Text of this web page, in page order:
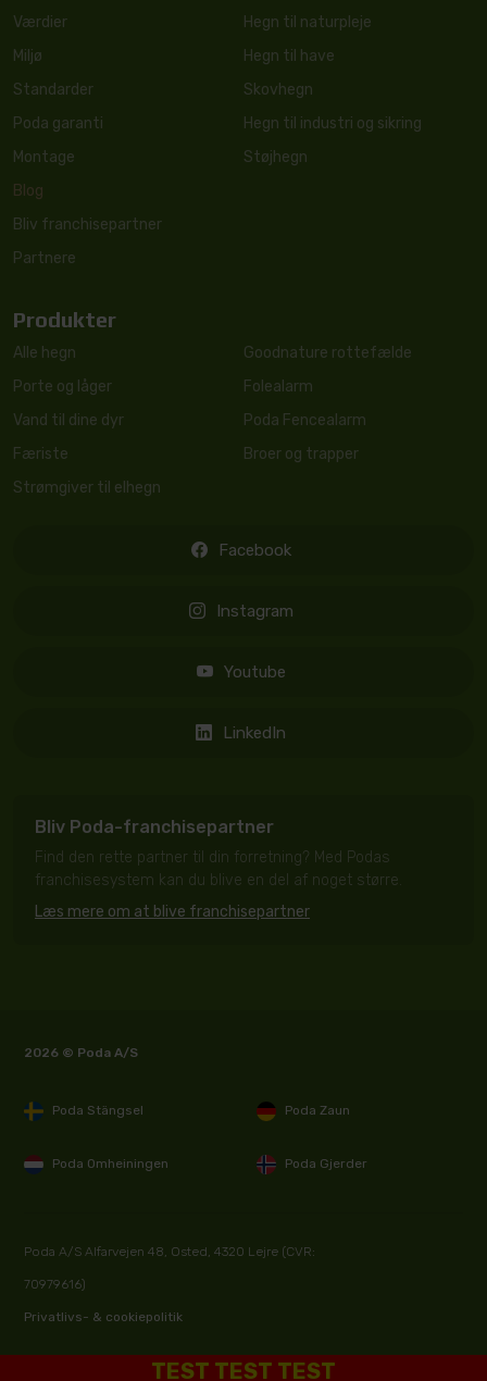
Værdier
Miljø
Standarder
Poda garanti
Montage
Blog
Bliv franchisepartner
Partnere
Hegn til naturpleje
Hegn til have
Skovhegn
Hegn til industri og sikring
Støjhegn
Produkter
Alle hegn
Porte og låger
Vand til dine dyr
Færiste
Strømgiver til elhegn
Goodnature rottefælde
Folealarm
Poda Fencealarm
Broer og trapper
Facebook
Instagram
Youtube
LinkedIn
Bliv Poda-franchisepartner
Find den rette partner til din forretning? Med Podas
franchisesystem kan du blive en del af noget større.
Læs mere om at blive franchisepartner
2026 © Poda A/S
Poda Stängsel Poda Zaun
Poda Omheiningen Poda Gjerder
Poda A/S Alfarvejen 48, Osted, 4320 Lejre (CVR:
70979616)
Privatlivs- & cookiepolitik
TEST TEST TEST